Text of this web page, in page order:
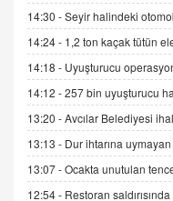
ADEM AKÖL
Esed
Sednaya
11.12.2024
DR.
Gerçek Ne,
Cümlesinin
19.07.2025
14:30 -Seyir halindeki
14:24 - 1,2 ton kaçak tütün
14:18 - Uyuşturucu
14:12 -257 bin uyuşturucu
13:20 -Avcılar Belediyesi
13:13 - Dur ihtarına
13:07 -Ocakta unutulan
12:54 - Restoran